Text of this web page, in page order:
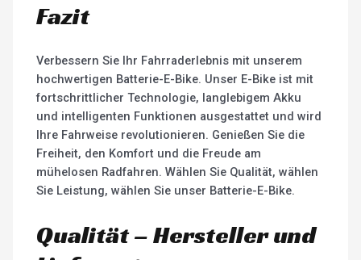
Fazit
Verbessern Sie Ihr Fahrraderlebnis mit unserem
hochwertigen Batterie-E-Bike. Unser E-Bike ist mit
fortschrittlicher Technologie, langlebigem Akku
und intelligenten Funktionen ausgestattet und wird
Ihre Fahrweise revolutionieren. Genießen Sie die
Freiheit, den Komfort und die Freude am
mühelosen Radfahren. Wählen Sie Qualität, wählen
Sie Leistung, wählen Sie unser Batterie-E-Bike.
Qualität – Hersteller und